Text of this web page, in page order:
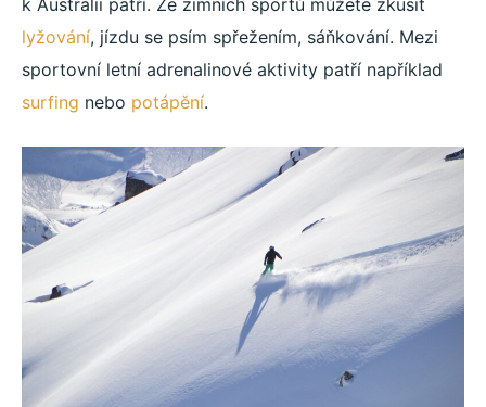
k Austrálii patří. Ze zimních sportů můžete zkusit
lyžování, jízdu se psím spřežením, sáňkování. Mezi
sportovní letní adrenalinové aktivity patří například
surfing nebo potápění.